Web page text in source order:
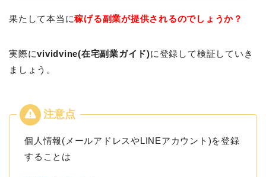
果たして本当に稼げる副業が提供されるのでしょうか？
実際にvividvine(在宅副業ガイド)に登録して検証していき
ましょう。
個人情報(メールアドレスやLINEアカウント)を登録
することは